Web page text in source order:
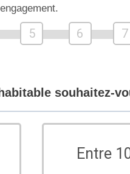
5 6 7
souhaitez-
Entre